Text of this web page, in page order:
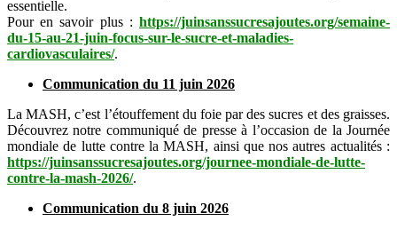
essentielle.
Pour en savoir plus : https://juinsanssucresajoutes.org/semaine-
du-15-au-21-juin-focus-sur-le-sucre-et-maladies-
cardiovasculaires/.
Communication du 11 juin 2026
La MASH, c’est l’étouffement du foie par des sucres et des graisses.
Découvrez notre communiqué de presse à l’occasion de la Journée
mondiale de lutte contre la MASH, ainsi que nos autres actualités :
https://juinsanssucresajoutes.org/journee-mondiale-de-lutte-
contre-la-mash-2026/.
Communication du 8 juin 2026